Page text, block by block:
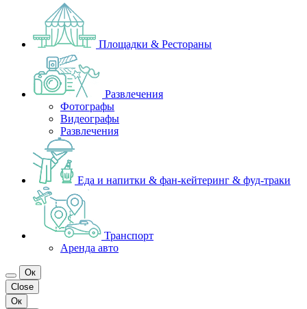
Площадки & Рестораны
Развлечения
Фотографы
Видеографы
Развлечения
Еда и напитки & фан-кейтеринг & фуд-траки
Транспорт
Аренда авто
Ок
Close
Ок